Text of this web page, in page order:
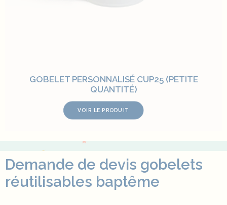
GOBELET PERSONNALISÉ CUP25 (PETITE
QUANTITÉ)
VOIR LE PRODUIT
Demande de devis gobelets
réutilisables baptême